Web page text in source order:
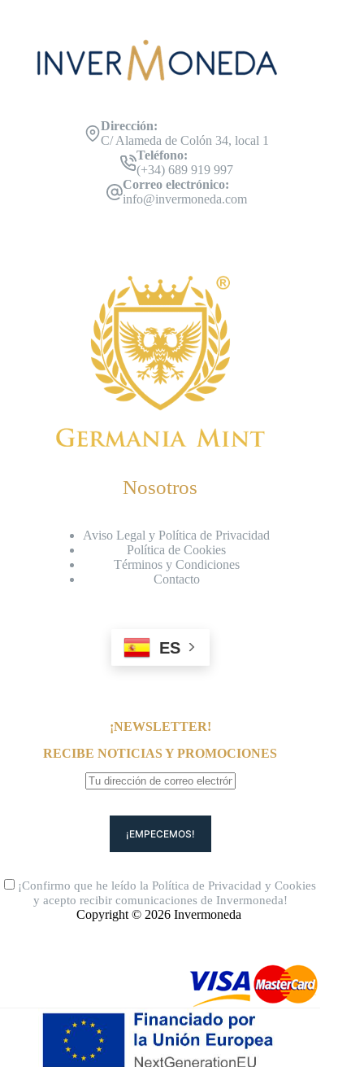
Dirección:
C/ Alameda de Colón 34, local 1
Teléfono:
(+34) 689 919 997
Correo electrónico:
info@invermoneda.com
Nosotros
Aviso Legal y Política de Privacidad
Política de Cookies
Términos y Condiciones
Contacto
ES
¡NEWSLETTER!
RECIBE NOTICIAS Y PROMOCIONES
¡Confirmo que he leído laPolítica de Privacidad yCookies
y acepto recibir comunicaciones de Invermoneda!
Copyright © 2026 Invermoneda